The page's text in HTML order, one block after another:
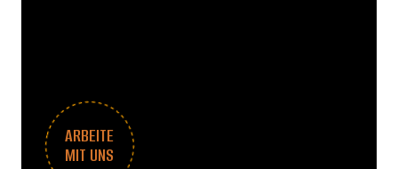
ARBEITE
MIT UNS